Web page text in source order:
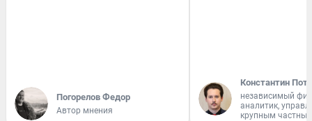
Погорелов Федор
Автор мнения
Константин
независимый
аналитик,
крупным